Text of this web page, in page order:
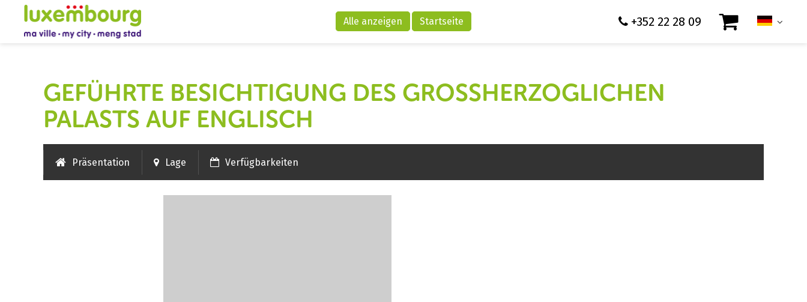
Alle anzeigen Startseite +352 22 28 09
GEFÜHRTE BESICHTIGUNG DES GROSSHERZOGLICHEN P
ALASTS AUF ENGLISCH
Präsentation Lage Verfügbarkeiten